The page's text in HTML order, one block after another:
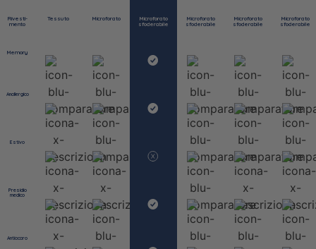
Rivesti-
mento
Tessuto Microforato
Microforato
sfoderabile
Microforato
sfoderabile
Microforato
sfoderabile
Microforato
sfoderabile
Memory
Anallergico
Estivo
Presidio
medico
Antiacaro